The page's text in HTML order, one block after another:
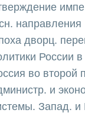
направления
дворц.
России
во второй
и
Запад.